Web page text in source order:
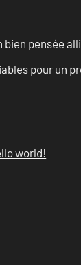
bien pensée
pour un
world!